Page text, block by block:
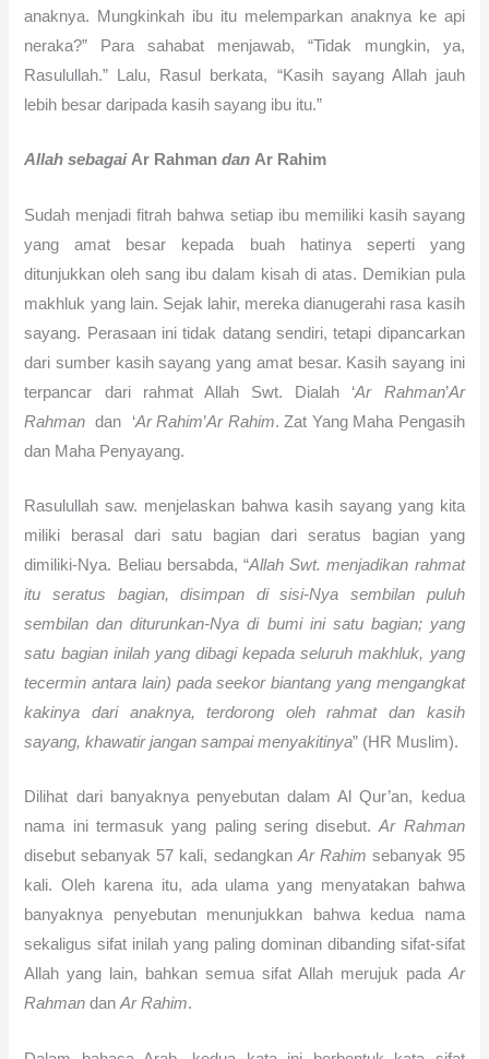
anaknya. Mungkinkah ibu itu melemparkan anaknya ke api
neraka?” Para sahabat menjawab, “Tidak mungkin, ya,
Rasulullah.” Lalu, Rasul berkata, “Kasih sayang Allah jauh
lebih besar daripada kasih sayang ibu itu.”
AllahsebagaiAr Rahman danAr Rahim
Sudah menjadi fitrah bahwa setiap ibu memiliki kasih sayang
yang amat besar kepada buah hatinya seperti yang
ditunjukkan oleh sang ibu dalam kisah di atas. Demikian pula
makhluk yang lain. Sejak lahir, mereka dianugerahi rasa kasih
sayang. Perasaan ini tidak datang sendiri, tetapi dipancarkan
dari sumber kasih sayang yang amat besar. Kasih sayang ini
terpancar dari rahmat Allah Swt. Dialah ‘Ar Rahman’Ar
Rahman dan ‘Ar Rahim’Ar Rahim. Zat Yang Maha Pengasih
dan Maha Penyayang.
Rasulullah saw. menjelaskan bahwa kasih sayang yang kita
miliki berasal dari satu bagian dari seratus bagian yang
dimiliki-Nya. Beliau bersabda, “Allah Swt. menjadikan rahmat
itu seratus bagian, disimpan di sisi-Nya sembilan puluh
sembilan dan diturunkan-Nya di bumi ini satu bagian; yang
satu bagian inilah yang dibagi kepada seluruh makhluk, yang
tecermin antara lain) pada seekor biantang yang mengangkat
kakinya dari anaknya, terdorong oleh rahmat dan kasih
sayang, khawatir jangan sampai menyakitinya” (HR Muslim).
Dilihat dari banyaknya penyebutan dalam Al Qur’an, kedua
nama ini termasuk yang paling sering disebut.Ar Rahman
disebut sebanyak 57 kali, sedangkanAr Rahim sebanyak 95
kali. Oleh karena itu, ada ulama yang menyatakan bahwa
banyaknya penyebutan menunjukkan bahwa kedua nama
sekaligus sifat inilah yang paling dominan dibanding sifat-sifat
Allah yang lain, bahkan semua sifat Allah merujuk padaAr
Rahman danAr Rahim.